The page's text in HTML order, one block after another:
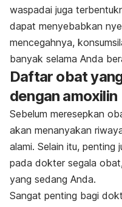
waspadai juga
dapat menyebabkan
mencegahnya,
banyak selama Anda
Daftar obat
dengan amoxilin
Sebelum meresepkan
akan menanyakan
alami. Selain itu, penting
pada dokter segala
yang sedang Anda.
Sangat penting bagi